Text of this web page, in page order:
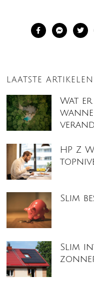
LAATSTE ARTIKELEN
Wat
HP Z
Slim
Slim